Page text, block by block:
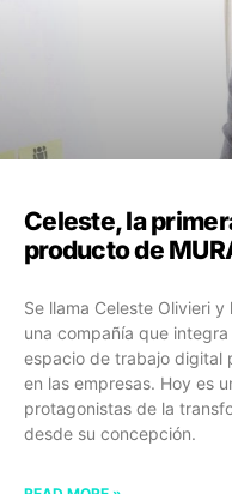
Celeste, la
producto de
Se llama Celeste Olivieri
una compañía que
espacio de trabajo digital
en las empresas. Hoy es
protagonistas de la
desde su concepción.